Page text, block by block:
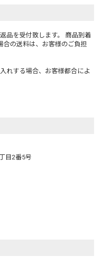
品を受付致します。 商品到着
の送料は、お客様のご負担
れする場合、お客様都合によ
目2番5号